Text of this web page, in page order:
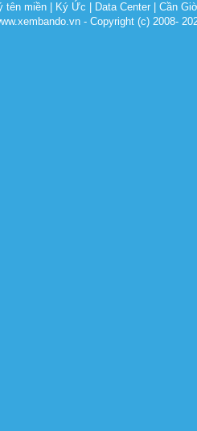
tên miền Ký Ức Data Center |Cần
- Copyright (c) 2008-